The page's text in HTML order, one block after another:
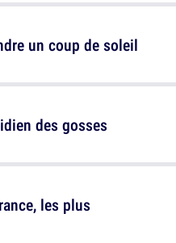
des gosses
un coup de soleil
les plus